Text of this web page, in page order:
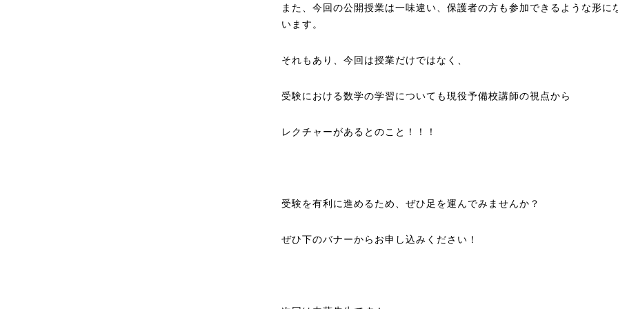
また、今回の公開授業は一味違い、保護者の方も参加できるような形に
います。
それもあり、今回は授業だけではなく、
受験における数学の学習についても現役予備校講師の視点から
レクチャーがあるとのこと！！！
受験を有利に進めるため、ぜひ足を運んでみませんか？
ぜひ下のバナーからお申し込みください！